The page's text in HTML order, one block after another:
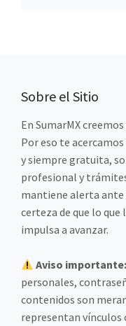
Sobre el Sitio
En SumarMX
Por eso te
y siempre gratuita,
profesional y
mantiene alerta ante
certeza de que lo
impulsa a avanzar.
Aviso importante:
personales,
contenidos son
representan